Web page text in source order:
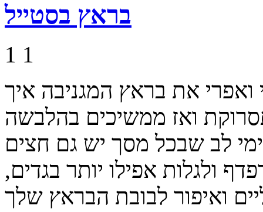
בראץ בסטייל
1 1
ואפרי את בראץ המגניבה איך
ואז ממשיכים בהלבשה
לב שבכל מסך יש גם חצים
ולגלות אפילו יותר בגדים,